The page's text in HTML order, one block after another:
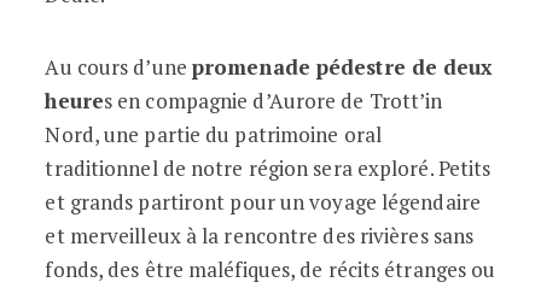
Au cours d’une promenade pédestre de deux
heures en compagnie d’Aurore de Trott’in
Nord, une partie du patrimoine oral
traditionnel de notre région sera exploré. Petits
et grands partiront pour un voyage légendaire
et merveilleux à la rencontre des rivières sans
fonds, des être maléfiques, de récits étranges ou